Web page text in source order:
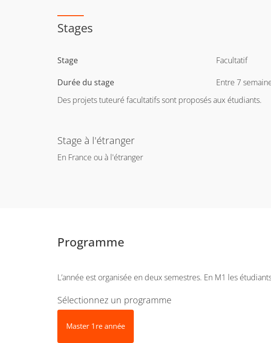
Stages
Stage Facultatif
Durée du stage
Entre 7
Des projets tuteuré facultatifs sont proposés aux étudiants.
Stage à l'étranger
En France ou à l'étranger
Programme
L’année est organisée en deux semestres. En M1 les
Sélectionnez un programme
Master 1re année